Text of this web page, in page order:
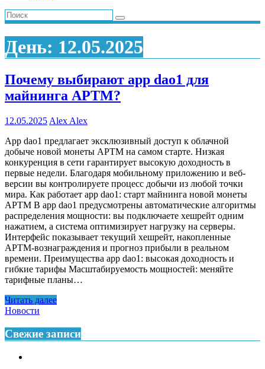
День: 12.05.2025
Почему выбирают app dao1 для
майнинга APTM?
12.05.2025 Alex Alex
App dao1 предлагает эксклюзивный доступ к облачной
добыче новой монеты APTM на самом старте. Низкая
конкуренция в сети гарантирует высокую доходность в
первые недели. Благодаря мобильному приложению и веб-
версии вы контролируете процесс добычи из любой точки
мира. Как работает app dao1: старт майнинга новой монеты
APTM В app dao1 предусмотрены автоматические алгоритмы
распределения мощности: вы подключаете хешрейт одним
нажатием, а система оптимизирует нагрузку на серверы.
Интерфейс показывает текущий хешрейт, накопленные
APTM-вознаграждения и прогноз прибыли в реальном
времени. Преимущества app dao1: высокая доходность и
гибкие тарифы Масштабируемость мощностей: меняйте
тарифные планы…
Читать далее
Новости
Свежие записи